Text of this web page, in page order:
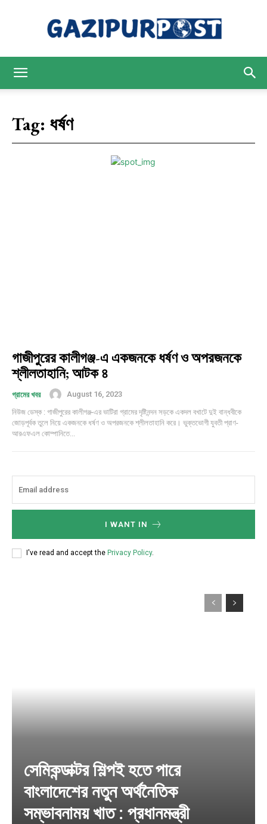
Tag: ধর্ষণ
গাজীপুরের কালীগঞ্জ-এ একজনকে ধর্ষণ ও অপরজনকে
শ্লীলতাহানি; আটক ৪
গ্রামের খবর
August 16, 2023
নিউজ ডেস্ক : গাজীপুরের কালীগঞ্জ-এর ভাটিরা গ্রামের দৃষ্টিনন্দন সড়কে একদল বখাটে দুই বান্ধবীকে
জোড়পূর্বক তুলে নিয়ে একজনকে ধর্ষণ ও অপরজনকে শ্লীলতাহানি করে। ভুক্তভোগী যুবতী প্রাণ-
আরএফএল কোম্পানিতে...
I WANT IN
I've read and accept the Privacy Policy.
সেমিকন্ডাক্টর শিল্পই হতে পারে
বাংলাদেশের নতুন অর্থনৈতিক
সম্ভাবনাময় খাত : প্রধানমন্ত্রী